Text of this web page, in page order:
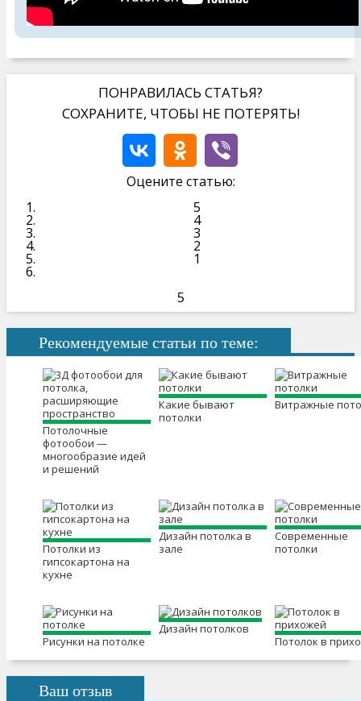
ПОНРАВИЛАСЬ СТАТЬЯ?
СОХРАНИТЕ, ЧТОБЫ НЕ ПОТЕРЯТЬ!
Оцените статью:
5
4
3
2
1
5
Рекомендуемые статьи по теме:
Потолочные
фотообои —
многообразие идей
и решений
Какие бывают
потолки
Витражные
Потолки из
гипсокартона на
кухне
Дизайн потолка в
зале
Современные
потолки
Рисунки на потолке
Дизайн потолков
Потолок в
Ваш отзыв